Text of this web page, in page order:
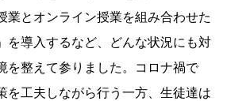
業とオンライン授業を組み合わせた
を導入するなど、どんな状況にも対
を整えて参りました。コロナ禍で
を工夫しながら行う一方、生徒達は